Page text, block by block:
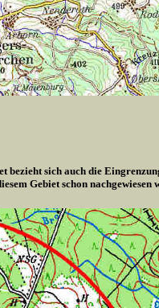
bezieht sich auch die
Gebiet schon nachgewiesen